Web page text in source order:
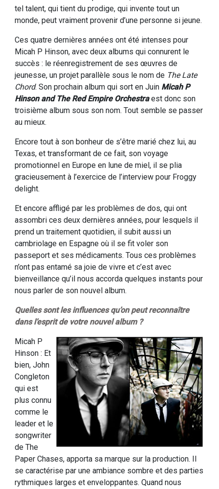
tel talent, qui tient du prodige, qui invente tout un
monde, peut vraiment provenir d’une personne si jeune.
Ces quatre dernières années ont été intenses pour
Micah P Hinson, avec deux albums qui connurent le
succès : le réenregistrement de ses œuvres de
jeunesse, un projet parallèle sous le nom de The Late
Chord. Son prochain album qui sort en Juin Micah P
Hinson and The Red Empire Orchestraest donc son
troisième album sous son nom. Tout semble se passer
au mieux.
Encore tout à son bonheur de s’être marié chez lui, au
Texas, et transformant de ce fait, son voyage
promotionnel en Europe en lune de miel, il se plia
gracieusement à l’exercice de l’interview pour Froggy
delight.
Et encore affligé par les problèmes de dos, qui ont
assombri ces deux dernières années, pour lesquels il
prend un traitement quotidien, il subit aussi un
cambriolage en Espagne où il se fit voler son
passeport et ses médicaments. Tous ces problèmes
n’ont pas entamé sa joie de vivre et c’est avec
bienveillance qu’il nous accorda quelques instants pour
nous parler de son nouvel album.
Quelles sont les influences qu’on peut reconnaître
dans l’esprit de votre nouvel album ?
Micah P
Hinson : Et
bien, John
Congleton
qui est
plus connu
comme le
leader et le
songwriter
de The
Paper Chases, apporta sa marque sur la production. Il
se caractérise par une ambiance sombre et des parties
rythmiques larges et enveloppantes. Quand nous